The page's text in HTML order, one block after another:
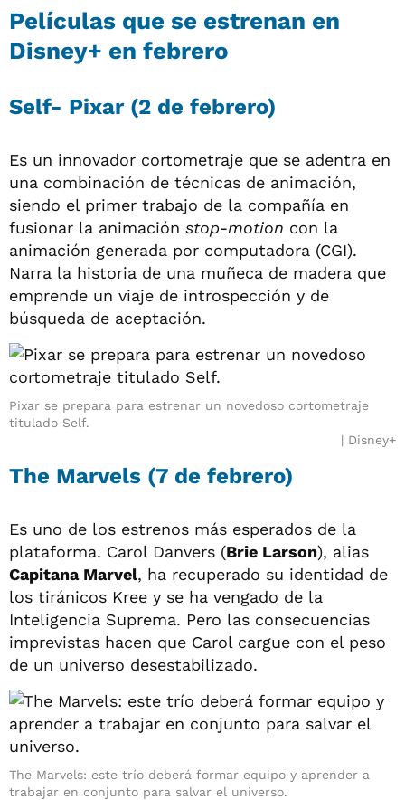
Películas que se estrenan en
Disney+ en febrero
Self- Pixar (2 de febrero)
Es un innovador cortometraje que se adentra en
una combinación de técnicas de animación,
siendo el primer trabajo de la compañía en
fusionar la animación stop-motion con la
animación generada por computadora (CGI).
Narra la historia de una muñeca de madera que
emprende un viaje de introspección y de
búsqueda de aceptación.
Pixar se prepara para estrenar un novedoso cortometraje
titulado Self.
Disney+
The Marvels (7 de febrero)
Es uno de los estrenos más esperados de la
plataforma. Carol Danvers (Brie Larson), alias
Capitana Marvel, ha recuperado su identidad de
los tiránicos Kree y se ha vengado de la
Inteligencia Suprema. Pero las consecuencias
imprevistas hacen que Carol cargue con el peso
de un universo desestabilizado.
The Marvels: este trío deberá formar equipo y aprender a
trabajar en conjunto para salvar el universo.